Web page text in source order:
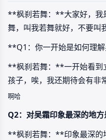
**枫刹若舞：**大家好，我
舞，叫我若舞就好，不要叫
**Q1：你一开始是如何理
**枫刹若舞：**一开始看到
孩子，唉，我还期待会有非
啊哈
Q2：对吴霜印象最深的地方
**枫刹若舞：**印象最深的